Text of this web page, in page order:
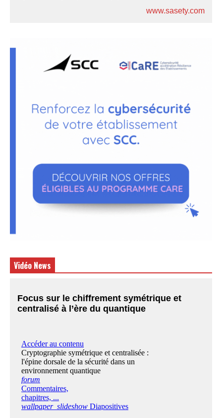
www.sasety.com
Vidéo News
Focus sur le chiffrement symétrique et
centralisé à l’ère du quantique